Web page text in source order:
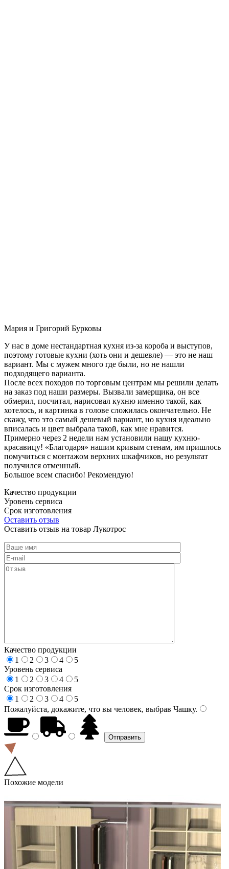
Мария и Григорий Бурковы
У нас в доме нестандартная кухня из-за короба и выступов,
поэтому готовые кухни (хоть они и дешевле) — это не наш
вариант. Мы с мужем много где были, но не нашли
подходящего варианта.
После всех походов по торговым центрам мы решили делать
на заказ под наши размеры. Вызвали замерщика, он все
обмерил, посчитал, нарисовал кухню именно такой, как
хотелось, и картинка в голове сложилась окончательно. Не
скажу, что это самый дешевый вариант, но кухня идеально
вписалась и цвет выбрала такой, как мне нравится.
Примерно через 2 недели нам установили нашу кухню-
красавицу! «Благодаря» нашим кривым стенам, им пришлось
помучиться с монтажом верхних шкафчиков, но результат
получился отменный.
Большое всем спасибо! Рекомендую!
Качество продукции
Уровень сервиса
Срок изготовления
Оставить отзыв
Оставить отзыв на товар Лукотрос
Качество продукции
1
2 3 4
5
Уровень сервиса
1
2 3 4
5
Срок изготовления
1
2 3 4
5
Пожалуйста, докажите, что вы человек, выбрав Чашку.
Похожие модели